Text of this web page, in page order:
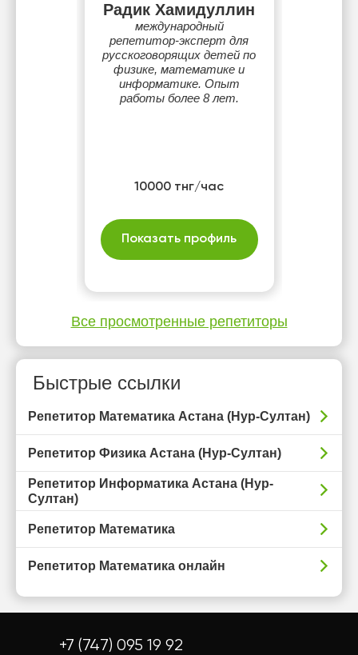
Радик Хамидуллин
международный
репетитор-эксперт для
русскоговорящих детей по
физике, математике и
информатике. Опыт
работы более 8 лет.
10000 тнг/час
Показать профиль
Все просмотренные репетиторы
Быстрые ссылки
Репетитор Математика Астана (Нур-Султан)
Репетитор Физика Астана (Нур-Султан)
Репетитор Информатика Астана (Нур-
Султан)
Репетитор Математика
Репетитор Математика онлайн
+7 (747) 095 19 92